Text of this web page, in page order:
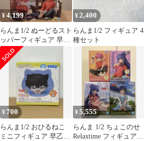
¥4,199
らんま1/2 ぬーどるスト
ッパーフィギュア 早乙
女乱馬 らんま シャンプ
ー
¥2,400
らんま1/2 フィギュア 4
種セット
¥ 700
らんま1/2 おひるねこ
ミニフィギュア 早乙女
¥5,555
らんま 1/2 ちょこのせ
Relaxtime フィギュアセ